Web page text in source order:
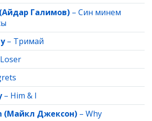
Галимов) – Син минем
– Тримай
Loser
– Him & I
(Майкл Джексон) – Why